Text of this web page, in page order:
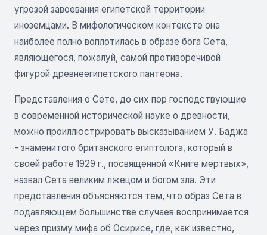
угрозой завоевания египетской территории
иноземцами. В мифологическом контексте она
наиболее полно воплотилась в образе бога Сета,
являющегося, пожалуй, самой противоречивой
фигурой древнеегипетского пантеона.
Представления о Сете, до сих пор господствующие
в современной исторической науке о древности,
можно проиллюстрировать высказыванием У. Баджа
- знаменитого британского египтолога, который в
своей работе 1929 г., посвященной «Книге мертвых»,
назвал Сета великим лжецом и богом зла. Эти
представления объясняются тем, что образ Сета в
подавляющем большинстве случаев воспринимается
через призму мифа об Осирисе, где, как известно,